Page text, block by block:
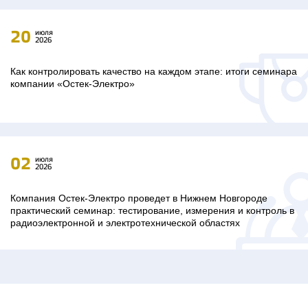
20 июля
2026
Как контролировать качество на каждом этапе: итоги семинара
компании «Остек-Электро»
02 июля
2026
Компания Остек-Электро проведет в Нижнем Новгороде
практический семинар: тестирование, измерения и контроль в
радиоэлектронной и электротехнической областях